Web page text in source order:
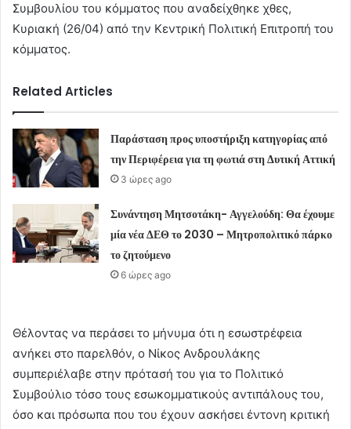
Συμβουλίου του κόμματος που αναδείχθηκε χθες,
Κυριακή (26/04) από την Κεντρική Πολιτική Επιτροπή του
κόμματος.
Related Articles
Παράσταση προς υποστήριξη κατηγορίας από
την Περιφέρεια για τη φωτιά στη Δυτική Αττική
3 ώρες ago
Συνάντηση Μητσοτάκη- Αγγελούδη: Θα έχουμε
μία νέα ΔΕΘ το 2030 – Μητροπολιτικό πάρκο
το ζητούμενο
6 ώρες ago
Θέλοντας να περάσει το μήνυμα ότι η εσωστρέφεια
ανήκει στο παρελθόν, ο Νίκος Ανδρουλάκης
συμπεριέλαβε στην πρότασή του για το Πολιτικό
Συμβούλιο τόσο τους εσωκομματικούς αντιπάλους του,
όσο και πρόσωπα που του έχουν ασκήσει έντονη κριτική